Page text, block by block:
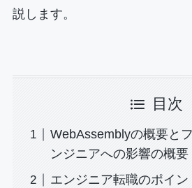
説します。
目次
WebAssemblyの概要と
ンジニアへの影響の概要
エンジニア転職のポイン